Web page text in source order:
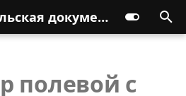
Пользовательская документация
полевой с